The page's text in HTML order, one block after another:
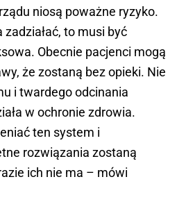
niosą poważne ryzyko.
to musi być
Obecnie pacjenci mogą
że zostaną bez opieki. Nie
i twardego odcinania
w ochronie zdrowia.
ten system i
rozwiązania zostaną
ich nie ma – mówi